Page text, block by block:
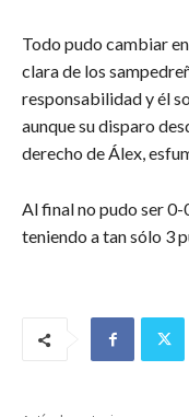
Todo pudo cambiar
clara de los
responsabilidad y él
aunque su disparo
derecho de Álex,
Al final no pudo ser 0-
teniendo a tan sólo 3